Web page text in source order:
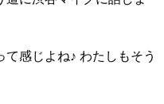
感じよね♪ わたしもそう